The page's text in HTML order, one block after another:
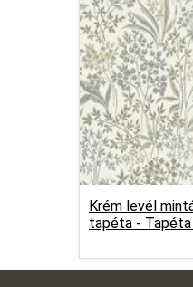
Krém levél
tapéta - Tapéta